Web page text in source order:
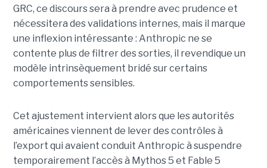
GRC, ce discours sera à prendre avec prudence et
nécessitera des validations internes, mais il marque
une inflexion intéressante : Anthropic ne se
contente plus de filtrer des sorties, il revendique un
modèle intrinsèquement bridé sur certains
comportements sensibles.
Cet ajustement intervient alors que les autorités
américaines viennent de lever des contrôles à
l’export qui avaient conduit Anthropic à suspendre
temporairement l’accès à Mythos 5 et Fable 5